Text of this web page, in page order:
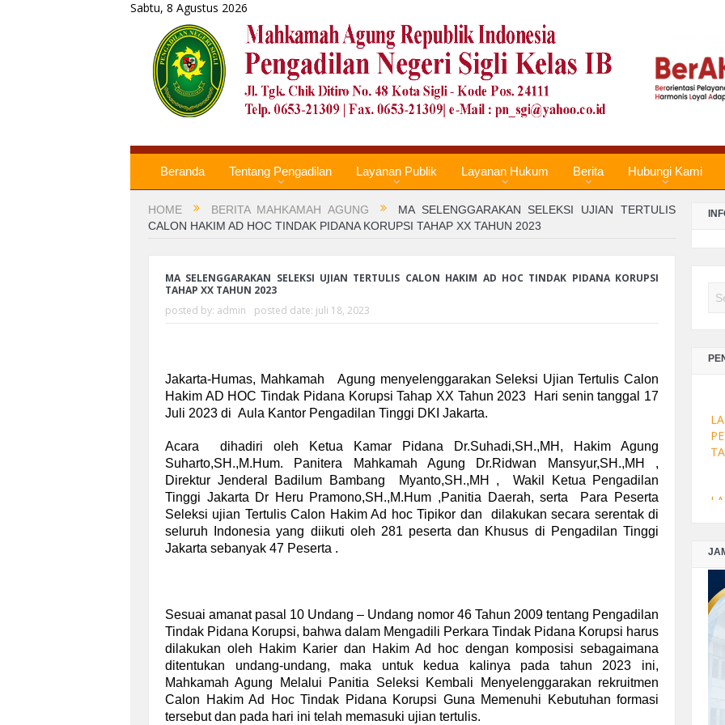
Sabtu, 8 Agustus 2026
Beranda Tentang Pengadilan Layanan Publik Layanan Hukum Berita Hubungi Kami
HOME BERITA MAHKAMAH AGUNG
MA SELENGGARAKAN SELEKSI UJIAN TERTULIS
CALON HAKIM AD HOC TINDAK PIDANA KORUPSI TAHAP XX TAHUN 2023
MA SELENGGARAKAN SELEKSI UJIAN TERTULIS CALON HAKIM AD HOC TINDAK PIDANA KORUPSI
TAHAP XX TAHUN 2023
posted by: admin posted date: juli 18, 2023
Jakarta-Humas, Mahkamah Agung menyelenggarakan Seleksi Ujian Tertulis Calon
Hakim AD HOC Tindak Pidana Korupsi Tahap XX Tahun 2023 Hari senin tanggal 17
Juli 2023 di Aula Kantor Pengadilan Tinggi DKI Jakarta.
Acara dihadiri oleh Ketua Kamar Pidana Dr.Suhadi,SH.,MH, Hakim Agung
Suharto,SH.,M.Hum. Panitera Mahkamah Agung Dr.Ridwan Mansyur,SH.,MH ,
Direktur Jenderal Badilum Bambang Myanto,SH.,MH , Wakil Ketua Pengadilan
Tinggi Jakarta Dr Heru Pramono,SH.,M.Hum ,Panitia Daerah, serta Para Peserta
Seleksi ujian Tertulis Calon Hakim Ad hoc Tipikor dan dilakukan secara serentak di
seluruh Indonesia yang diikuti oleh 281 peserta dan Khusus di Pengadilan Tinggi
Jakarta sebanyak 47 Peserta .
Sesuai amanat pasal 10 Undang – Undang nomor 46 Tahun 2009 tentang Pengadilan
Tindak Pidana Korupsi, bahwa dalam Mengadili Perkara Tindak Pidana Korupsi harus
dilakukan oleh Hakim Karier dan Hakim Ad hoc dengan komposisi sebagaimana
ditentukan undang-undang, maka untuk kedua kalinya pada tahun 2023 ini,
Mahkamah Agung Melalui Panitia Seleksi Kembali Menyelenggarakan rekruitmen
Calon Hakim Ad Hoc Tindak Pidana Korupsi Guna Memenuhi Kebutuhan formasi
tersebut dan pada hari ini telah memasuki ujian tertulis.